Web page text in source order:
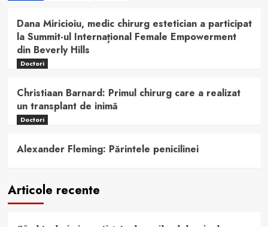
Dana Miricioiu, medic chirurg estetician a participat
la Summit-ul Internațional Female Empowerment
din Beverly Hills
Doctori
Christiaan Barnard: Primul chirurg care a realizat
un transplant de inimă
Doctori
Alexander Fleming: Părintele penicilinei
Articole recente